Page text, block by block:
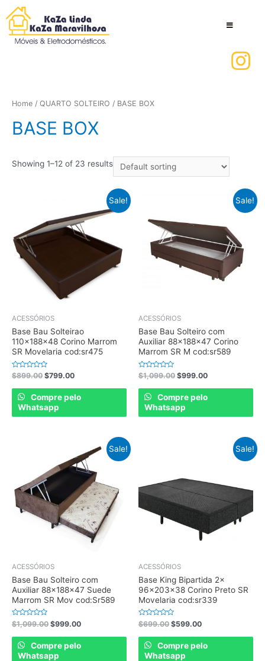
Home / QUARTO SOLTEIRO / BASE BOX
BASE BOX
Showing 1–12 of 23 results
Sale!
ACESSÓRIOS
Base Bau Solteirao
110x188x48 Corino Marrom
SR Movelaria cod:sr475
Rated
0
out
$899.00 $799.00
Compre pelo
Whatsapp
Sale!
ACESSÓRIOS
Base Bau Solteiro com
Auxiliar 88x188x47 Corino
Marrom SR M cod:sr589
Rated
0
out
$1,099.00 $999.00
Compre pelo
Whatsapp
Sale!
ACESSÓRIOS
Base Bau Solteiro com
Auxiliar 88x188x47 Suede
Marrom SR Mov cod:Sr589
Rated
0
out
$1,099.00 $999.00
Compre pelo
Whatsapp
Sale!
ACESSÓRIOS
Base King Bipartida 2x
96x203x38 Corino Preto SR
Movelaria cod:sr339
Rated
0
out
$699.00 $599.00
Compre pelo
Whatsapp